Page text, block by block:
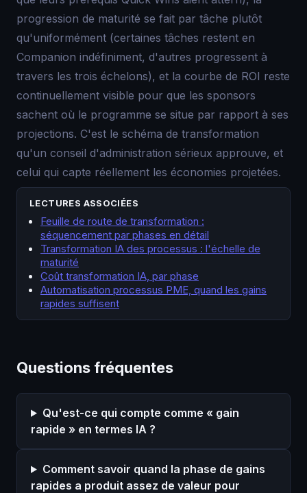
progression de maturité se fait par tâche plutôt
qu'uniformément (certaines tâches restent en
Companion indéfiniment, d'autres progressent à
travers les trois échelons), et la courbe de ROI reste
continuellement visible pour que les sponsors
sachent où le programme se situe par rapport à ses
projections. C'est le schéma de transformation
qu'un conseil d'administration sérieux approuve, et
celui qui capte réellement les économies projetées.
LECTURES ASSOCIÉES
Feuille de route de transformation :
séquencement par phases en détail
Transformation IA des processus : l'échelle de
maturité
Coût transformation IA, par phase
Automatisation processus PME, quand les gains
rapides suffisent
Questions fréquentes
Qu'est-ce qui compte comme « gain
rapide » en termes IA ?
Comment savoir quand la phase de gains
rapides a produit assez de valeur pour